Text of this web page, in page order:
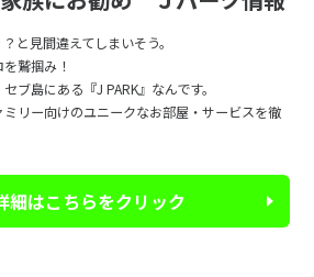
と見間違えてしまいそう。
鷲掴み！
ブ島にある『J PARK』なんです。
リー向けのユニークなお部屋・サービスを徹
はこちらをクリック